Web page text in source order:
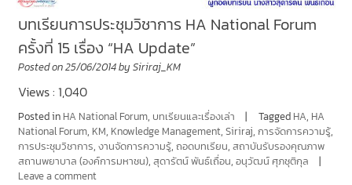
บทเรียนการประชุมวิชาการ HA National Forum
ครั้งที่ 15 เรื่อง “HA Update”
Posted on25/06/2014by Siriraj_KM
Views : 1,040
Posted in HA National Forum, บทเรียนและเรื่องเล่า Tagged HA, HA
National Forum, KM, Knowledge Management, Siriraj, การจัดการความรู้,
การประชุมวิชาการ, งานจัดการความรู้, ถอดบทเรียน, สถาบันรับรองคุณภาพ
สถานพยาบาล (องค์การมหาชน), สุดารัตน์ พันธ์เถื่อน, อนุวัฒน์ ศุภชุติกุล
Leave a comment